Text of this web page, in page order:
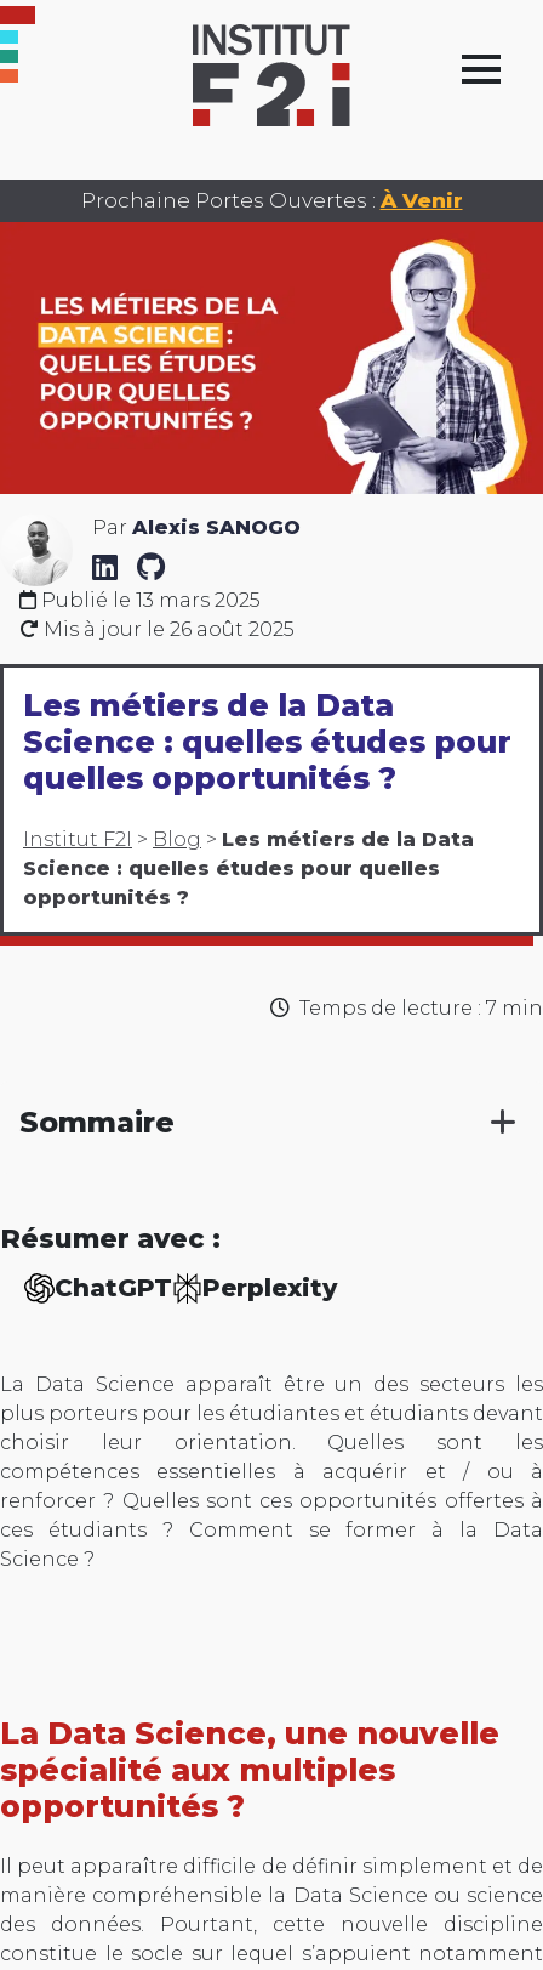
Prochaine Portes Ouvertes : À Venir
Par Alexis SANOGO
Publié le 13 mars 2025
Mis à jour le 26 août 2025
Les métiers de la Data
Science : quelles études pour
quelles opportunités ?
Institut F2I > Blog > Les métiers de la Data
Science : quelles études pour quelles
opportunités ?
Temps de lecture : 7 min
Sommaire
Résumer avec :
ChatGPT Perplexity
La Data Science apparaît être un des secteurs les
plus porteurs pour les étudiantes et étudiants devant
choisir leur orientation. Quelles sont les
compétences essentielles à acquérir et / ou à
renforcer ? Quelles sont ces opportunités offertes à
ces étudiants ? Comment se former à la Data
Science ?
La Data Science, une nouvelle
spécialité aux multiples
opportunités ?
Il peut apparaître difficile de définir simplement et de
manière compréhensible la Data Science ou science
des données. Pourtant, cette nouvelle discipline
constitue le socle sur lequel s’appuient notamment